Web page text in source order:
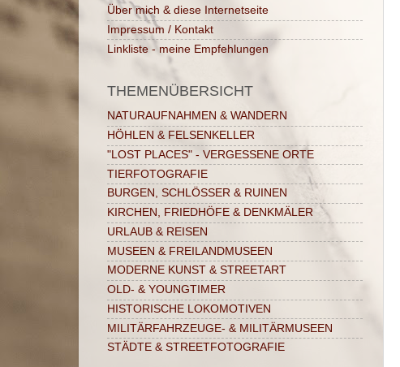
Über mich & diese Internetseite
Impressum / Kontakt
Linkliste - meine Empfehlungen
THEMENÜBERSICHT
NATURAUFNAHMEN & WANDERN
HÖHLEN & FELSENKELLER
"LOST PLACES" - VERGESSENE ORTE
TIERFOTOGRAFIE
BURGEN, SCHLÖSSER & RUINEN
KIRCHEN, FRIEDHÖFE & DENKMÄLER
URLAUB & REISEN
MUSEEN & FREILANDMUSEEN
MODERNE KUNST & STREETART
OLD- & YOUNGTIMER
HISTORISCHE LOKOMOTIVEN
MILITÄRFAHRZEUGE- & MILITÄRMUSEEN
STÄDTE & STREETFOTOGRAFIE